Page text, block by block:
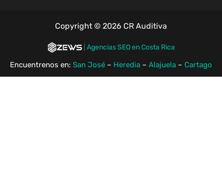
Copyright © 2026 CR Auditiva
| Agencias SEO en Costa Rica
Encuentrenos en: San José – Heredia – Alajuela – Cartago